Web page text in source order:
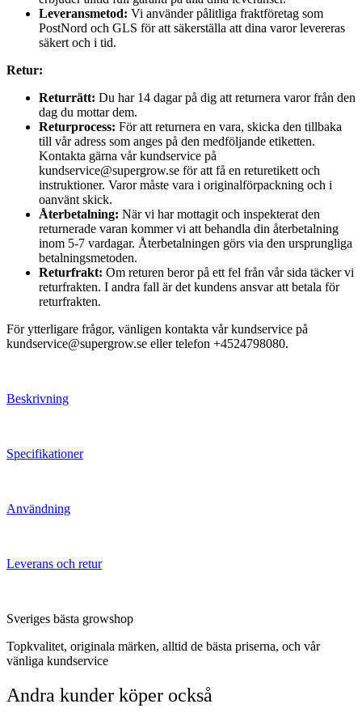
Leveransmetod: Vi använder pålitliga fraktföretag som
PostNord och GLS för att säkerställa att dina varor levereras
säkert och i tid.
Retur:
Returrätt: Du har 14 dagar på dig att returnera varor från den
dag du mottar dem.
Returprocess: För att returnera en vara, skicka den tillbaka
till vår adress som anges på den medföljande etiketten.
Kontakta gärna vår kundservice på
kundservice@supergrow.se för att få en returetikett och
instruktioner. Varor måste vara i originalförpackning och i
oanvänt skick.
Återbetalning: När vi har mottagit och inspekterat den
returnerade varan kommer vi att behandla din återbetalning
inom 5-7 vardagar. Återbetalningen görs via den ursprungliga
betalningsmetoden.
Returfrakt: Om returen beror på ett fel från vår sida täcker vi
returfrakten. I andra fall är det kundens ansvar att betala för
returfrakten.
För ytterligare frågor, vänligen kontakta vår kundservice på
kundservice@supergrow.se eller telefon +4524798080.
Beskrivning
Specifikationer
Användning
Leverans och retur
Sveriges bästa growshop
Topkvalitet, originala märken, alltid de bästa priserna, och vår
vänliga kundservice
Andra kunder köper också